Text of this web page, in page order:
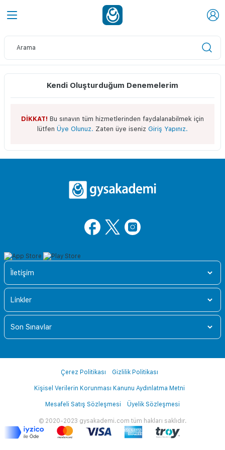
Kendi Oluşturduğum Denemelerim
DİKKAT! Bu sınavın tüm hizmetlerinden faydalanabilmek için
lütfen Üye Olunuz. Zaten üye iseniz Giriş Yapınız.
İletişim
Linkler
Son Sınavlar
© 2020-2023 gysakademi.com tüm hakları saklıdır.
Çerez Politikası Gizlilik Politikası
Kişisel Verilerin Korunması Kanunu Aydınlatma Metni
Mesafeli Satış Sözleşmesi Üyelik Sözleşmesi